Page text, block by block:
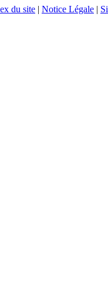
du site | Notice Légale |